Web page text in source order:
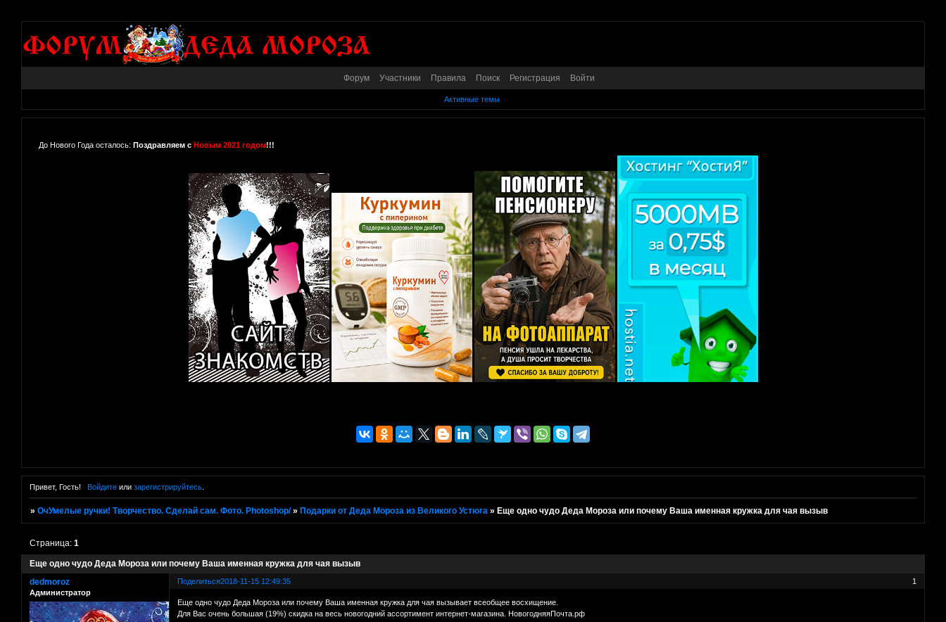
Форум Участники Правила Поиск Регистрация Войти
Активные темы
До Нового Года осталось: Поздравляем с Новым 2021 годом!!!
Привет, Гость! Войдитеили зарегистрируйтесь.
»ОчУмелые ручки! Творчество. Сделай сам. Фото. Photoshop/ » Подарки от Деда Мороза из Великого Устюга » Еще одно чудо Деда Мороза или почему Ваша именная кружка для чая вызыв
Еще одно чудо Деда Мороза или почему Ваша именная кружка для чая вызыв
Страница:1
Поделиться 1
2018-11-15 12:49:35
dedmoroz
Администратор
Еще одно чудо Деда Мороза или почему Ваша именная кружка для чая вызывает всеобщее восхищение.
Для Вас очень большая (19%) скидка на весь новогодний ассортимент интернет-магазина. НовогодняяПочта.рф